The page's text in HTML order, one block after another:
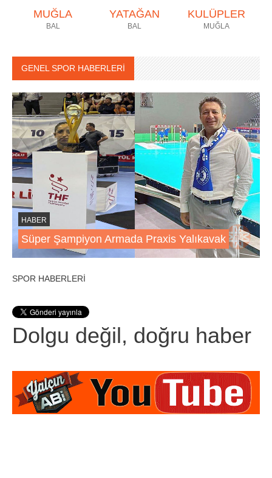
MUĞLA
BAL
YATAĞAN
BAL
KULÜPLER
MUĞLA
GENEL SPOR HABERLERİ
HABER
Süper Şampiyon Armada Praxis Yalıkavak
SPOR HABERLERİ
Dolgu değil, doğru haber